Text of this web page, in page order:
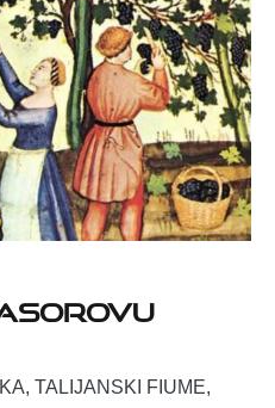
TALIJANSKI FIUME,